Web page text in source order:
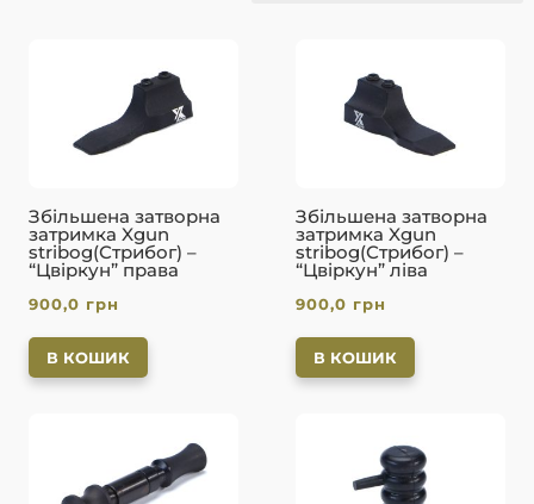
Збільшена затворна
затримка Xgun
stribog(Стрибог) –
“Цвіркун” права
900,0 грн
В КОШИК
Збільшена затворна
затримка Xgun
stribog(Стрибог) –
“Цвіркун” ліва
900,0 грн
В КОШИК